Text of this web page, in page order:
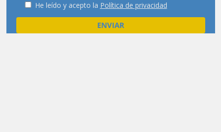
He leído y acepto la Política de privacidad